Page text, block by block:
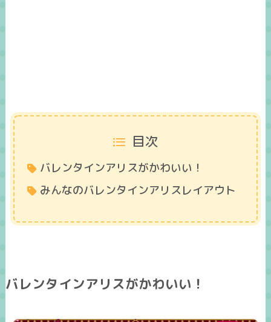
目次
バレンタインアリスがかわいい！
みんなのバレンタインアリスレイアウト
バレンタインアリスがかわいい！